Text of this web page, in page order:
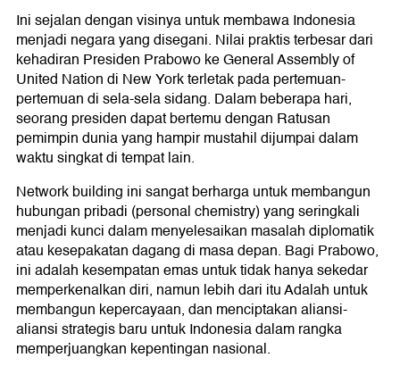
Ini sejalan dengan visinya untuk membawa Indonesia
menjadi negara yang disegani. Nilai praktis terbesar dari
kehadiran Presiden Prabowo ke General Assembly of
United Nation di New York terletak pada pertemuan-
pertemuan di sela-sela sidang. Dalam beberapa hari,
seorang presiden dapat bertemu dengan Ratusan
pemimpin dunia yang hampir mustahil dijumpai dalam
waktu singkat di tempat lain.
Network building ini sangat berharga untuk membangun
hubungan pribadi (personal chemistry) yang seringkali
menjadi kunci dalam menyelesaikan masalah diplomatik
atau kesepakatan dagang di masa depan. Bagi Prabowo,
ini adalah kesempatan emas untuk tidak hanya sekedar
memperkenalkan diri, namun lebih dari itu Adalah untuk
membangun kepercayaan, dan menciptakan aliansi-
aliansi strategis baru untuk Indonesia dalam rangka
memperjuangkan kepentingan nasional.